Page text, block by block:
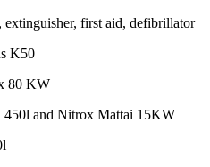
extinguisher, first aid, defibrillator
K50
80 KW
450l and Nitrox Mattai 15KW